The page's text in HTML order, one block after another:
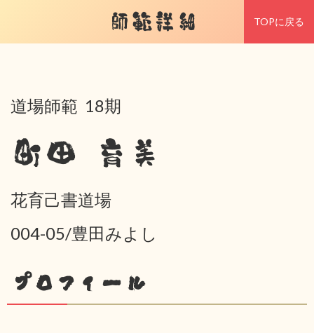
師範詳細 TOPに戻る
道場師範 18期
町田 育美
花育己書道場
004-05/豊田みよし
プロフィール